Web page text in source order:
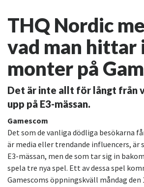
THQ Nordic
vad man hittar
monter på
Det är inte allt för långt från
upp på E3-mässan.
Gamescom
Det som de vanliga dödliga besökarna
är media eller trendande influencers, är
E3-mässan, men de som tar sig in
spela tre nya spel. Ett av dessa spel
Gamescoms öppningskväll måndag den